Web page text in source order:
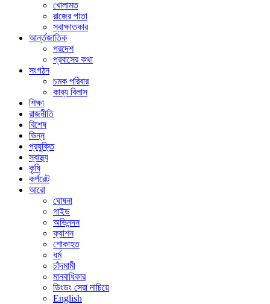
খোলামত
রাজের পাতা
স্বাক্ষাতকার
আর্ন্তজাতিক
পরদেশ
প্রবাসের কথা
সংগঠন
চমক পরিবার
কাব্য বিলাস
শিক্ষা
রাজনীতি
বিশেষ
ভিন্ন
প্রযুক্তি
স্বাস্থ্য
কৃষি
কর্পরেট
আরো
ঘোষনা
গাইড
অভিনন্দন
ফ্যাশন
শোকাহত
ধর্ম
চাঁদমামী
মানবাধিকার
ডিংডং সেরা নাচিয়ে
English